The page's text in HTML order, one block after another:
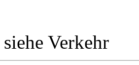
Verkehr